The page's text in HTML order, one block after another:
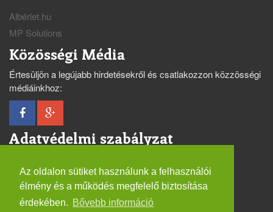
Az oldalon sütiket használunk a felhasználói
élmény és a működés megfelelő biztosítása
érdekében. Bővebb információ
Albérlet.hu
MP Solutions
Közösségi Média
Értesüljön a legújabb hirdetésekről és csatlakozzon közzösségi
médiáinkhoz:
Adatvédelmi szabályzat
Renthungary Alfa
Renthungary Beta
Renthungary Gamma